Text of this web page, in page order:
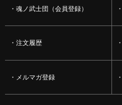
魂ノ武士団（会員登録）
注文履歴
メルマガ登録